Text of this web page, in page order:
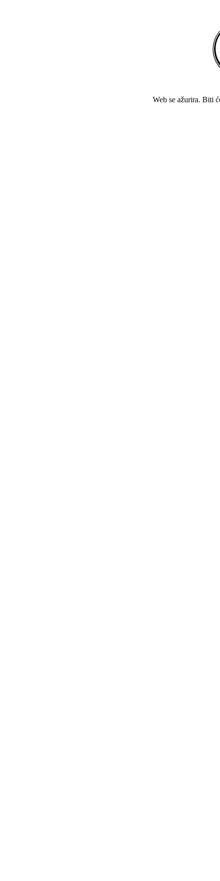
Web se ažurira. Biti